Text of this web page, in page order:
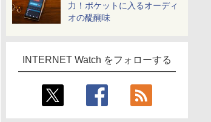
力！ポケットに入るオーディ
オの醍醐味
INTERNET Watch をフォローする